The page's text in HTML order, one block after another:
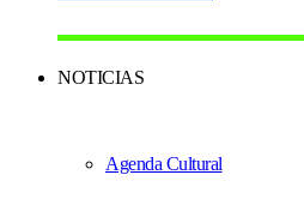
NOTICIAS
Agenda Cultural